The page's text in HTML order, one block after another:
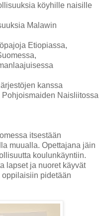
köyhille naisille
Malawin
Etiopiassa,
kanssa
Naisliitossa
itsestään
muualla. Opettajana jäin
koulunkäyntiin.
lapset ja nuoret käyvät
oppilaisiin pidetään